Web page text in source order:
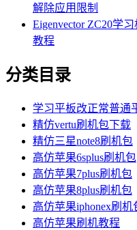
解除应用限制
Eigenvector ZC20学
教程
分类目录
学习平板改正常普通
精仿vertu刷机包下载
精仿三星note8刷机包
高仿苹果6splus刷机包
高仿苹果7plus刷机包
高仿苹果8plus刷机包
高仿苹果iphonex刷机
高仿苹果刷机教程